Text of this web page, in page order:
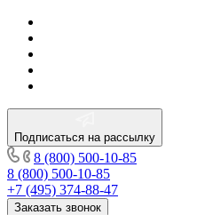
Подписаться на рассылку
8 (800) 500-10-85
8 (800) 500-10-85
+7 (495) 374-88-47
Заказать звонок